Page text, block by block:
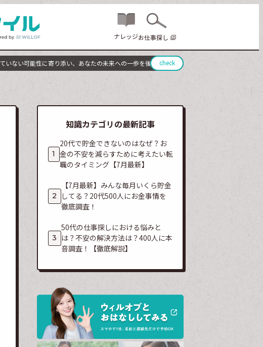
ナレッジお仕事探し
い可能性に寄り添い、あなたの未来への一歩を後押しします。 ウィルオブスタイルは、キャ
check
知識カテゴリの最新記事
20代で貯金できないのはなぜ？お
金の不安を減らすために考えたい転
職のタイミング【7月最新】
【7月最新】みんな毎月いくら貯金
してる？20代500人にお金事情を
徹底調査！
50代の仕事探しにおける悩みと
は？不安の解決方法は？400人に本
音調査！【徹底解説】